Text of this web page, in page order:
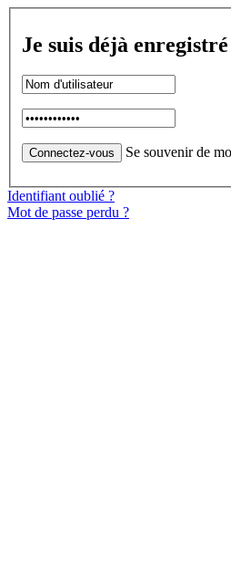
Je suis déjà enregistré
Se souvenir de
Identifiant oublié ?
Mot de passe perdu ?